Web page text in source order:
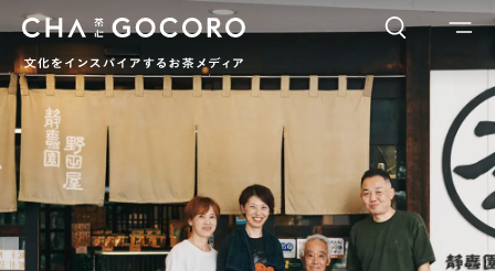
ワードでさがす
カテゴリでさがす